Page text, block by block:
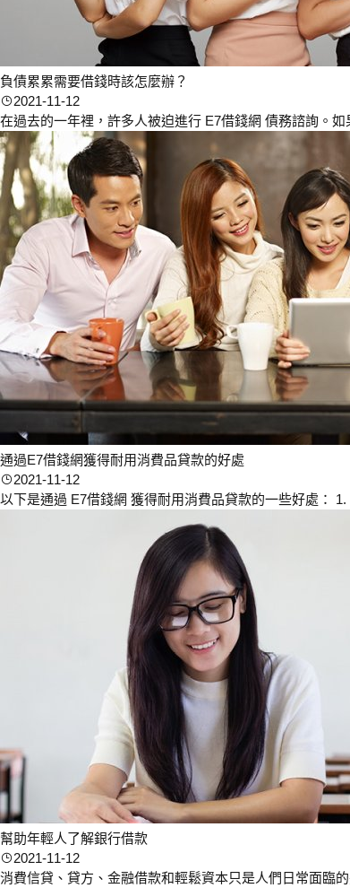
負債累累需要借錢時該怎麼辦？
2021-11-12
在過去的一年裡，許多人被迫進行 E7借錢網 債務諮詢。
通過E7借錢網獲得耐用消費品貸款的好處
2021-11-12
以下是通過 E7借錢網 獲得耐用消費品貸款的一些好處：
幫助年輕人了解銀行借款
2021-11-12
消費信貸、貸方、金融借款和輕鬆資本只是人們日常面臨